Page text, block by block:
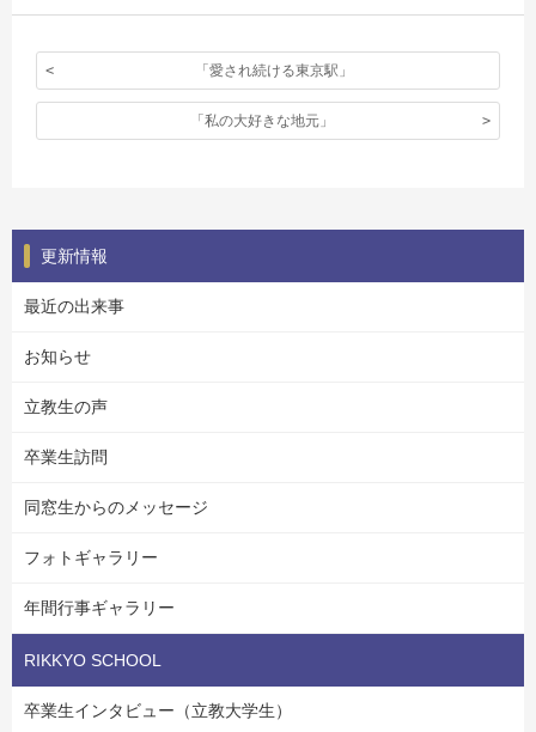
「愛され続ける東京駅」
「私の大好きな地元」
更新情報
最近の出来事
お知らせ
立教生の声
卒業生訪問
同窓生からのメッセージ
フォトギャラリー
年間行事ギャラリー
RIKKYO SCHOOL
卒業生インタビュー（立教大学生）